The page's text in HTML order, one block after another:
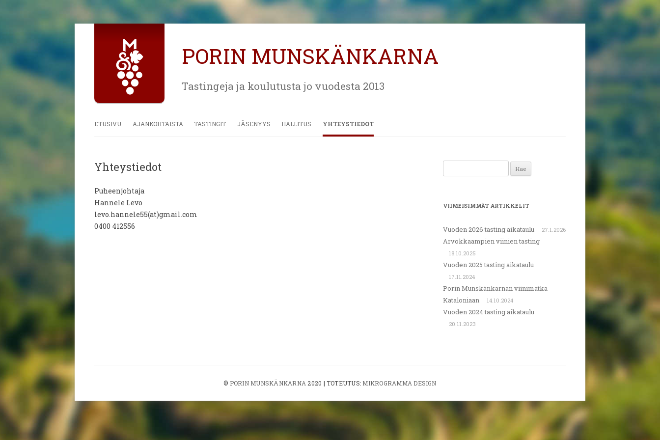
PORIN MUNSKÄNKARNA
Tastingeja ja koulutusta jo vuodesta 2013
ETUSIVU AJANKOHTAISTA TASTINGIT JÄSENYYS HALLITUS YHTEYSTIEDOT
Yhteystiedot
Puheenjohtaja
Hannele Levo
levo.hannele55(at)gmail.com
0400 412556
VIIMEISIMMÄT ARTIKKELIT
Vuoden 2026 tasting aikataulu 27.1.2026
Arvokkaampien viinien tasting
18.10.2025
Vuoden 2025 tasting aikataulu
17.11.2024
Porin Munskänkarnan viinimatka
Kataloniaan
14.10.2024
Vuoden 2024 tasting aikataulu
20.11.2023
© PORIN MUNSKÄNKARNA 2020 | TOTEUTUS: MIKROGRAMMA DESIGN